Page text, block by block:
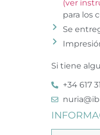
(ver
para los
Se
Si tiene
+34 617